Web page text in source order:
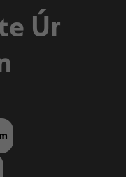
Úr